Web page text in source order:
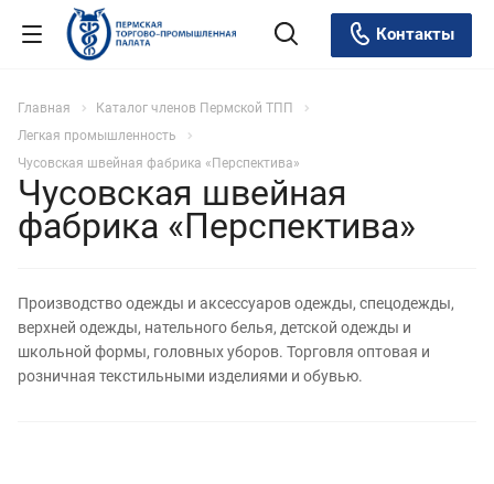
Контакты
Главная
Каталог членов Пермской ТПП
Легкая промышленность
Чусовская швейная фабрика «Перспектива»
Чусовская швейная
фабрика «Перспектива»
Производство одежды и аксессуаров одежды, спецодежды,
верхней одежды, нательного белья, детской одежды и
школьной формы, головных уборов. Торговля оптовая и
розничная текстильными изделиями и обувью.